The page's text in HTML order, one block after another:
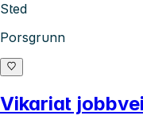
Sted
Porsgrunn
Vikariat